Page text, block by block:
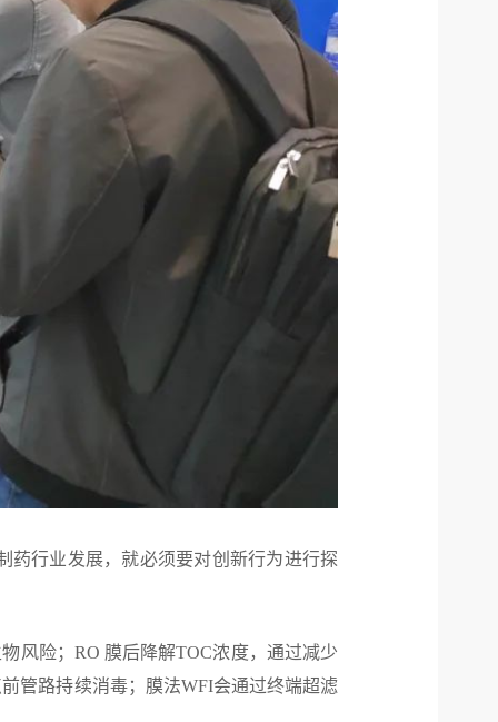
药行业发展，就必须要对创新行为进行探
风险；RO 膜后降解TOC浓度，通过减少
管路持续消毒；膜法WFI会通过终端超滤